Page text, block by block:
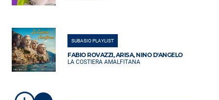
SUBASIO PLAYLIST
FABIO ROVAZZI, ARISA, NINO D'ANGELO
LA COSTIERA AMALFITANA